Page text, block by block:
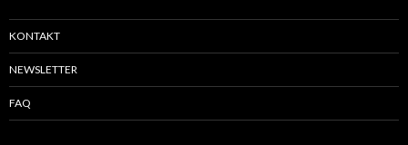
KONTAKT
NEWSLETTER
FAQ